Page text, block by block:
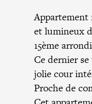
et lumineux
15ème
Ce dernier
jolie cour
Proche de